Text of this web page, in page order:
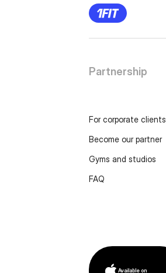
Partnership
For corporate clients
Become our partner
Gyms and studios
FAQ
Available on